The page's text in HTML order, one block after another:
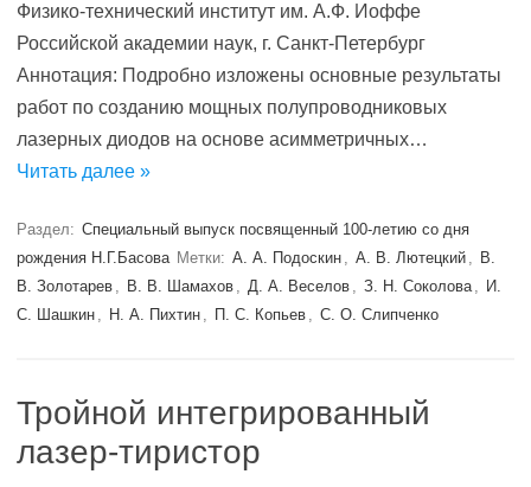
Физико-технический институт им. А.Ф. Иоффе
Российской академии наук, г. Санкт-Петербург
Аннотация: Подробно изложены основные результаты
работ по созданию мощных полупроводниковых
лазерных диодов на основе асимметричных…
Читать далее »
Раздел: Специальный выпуск посвященный 100-летию со дня
рождения Н.Г.Басова Метки: А. А. Подоскин , А. В. Лютецкий , В.
В. Золотарев , В. В. Шамахов , Д. А. Веселов , З. Н. Соколова , И.
С. Шашкин , Н. А. Пихтин , П. С. Копьев , С. О. Слипченко
Тройной интегрированный
лазер-тиристор